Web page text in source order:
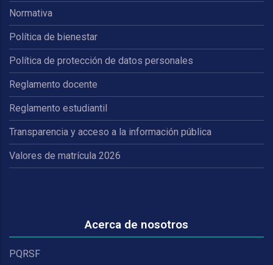
Normativa
Política de bienestar
Política de protección de datos personales
Reglamento docente
Reglamento estudiantil
Transparencia y acceso a la información pública
Valores de matrícula 2026
Acerca de nosotros
PQRSF